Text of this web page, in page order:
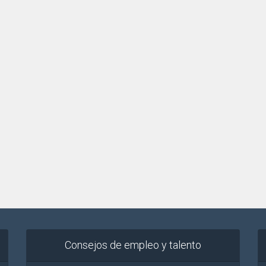
Consejos de empleo y talento